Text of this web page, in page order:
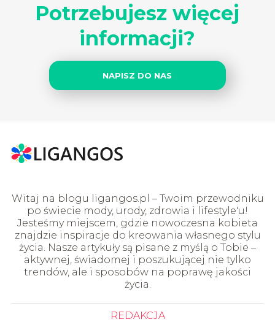
Potrzebujesz więcej
informacji?
NAPISZ DO NAS
Witaj na blogu ligangos.pl – Twoim przewodniku
po świecie mody, urody, zdrowia i lifestyle'u!
Jesteśmy miejscem, gdzie nowoczesna kobieta
znajdzie inspiracje do kreowania własnego stylu
życia. Nasze artykuły są pisane z myślą o Tobie –
aktywnej, świadomej i poszukującej nie tylko
trendów, ale i sposobów na poprawę jakości
życia.
REDAKCJA